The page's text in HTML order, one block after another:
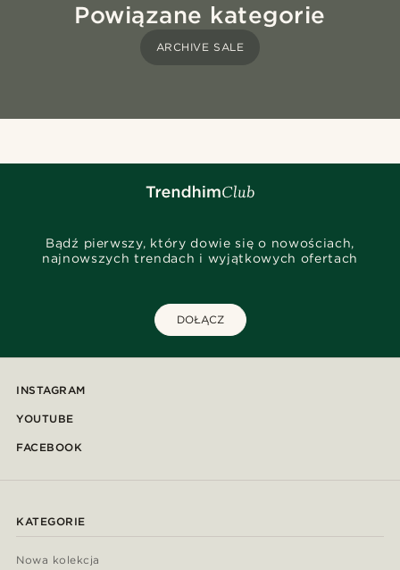
Powiązane kategorie
ARCHIVE SALE
Bądź pierwszy, który dowie się o nowościach,
najnowszych trendach i wyjątkowych ofertach
DOŁĄCZ
INSTAGRAM
YOUTUBE
FACEBOOK
KATEGORIE
Nowa kolekcja